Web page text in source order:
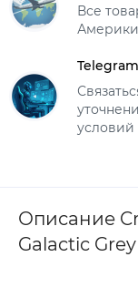
Все
Америки
условий
Описание
Galactic Grey